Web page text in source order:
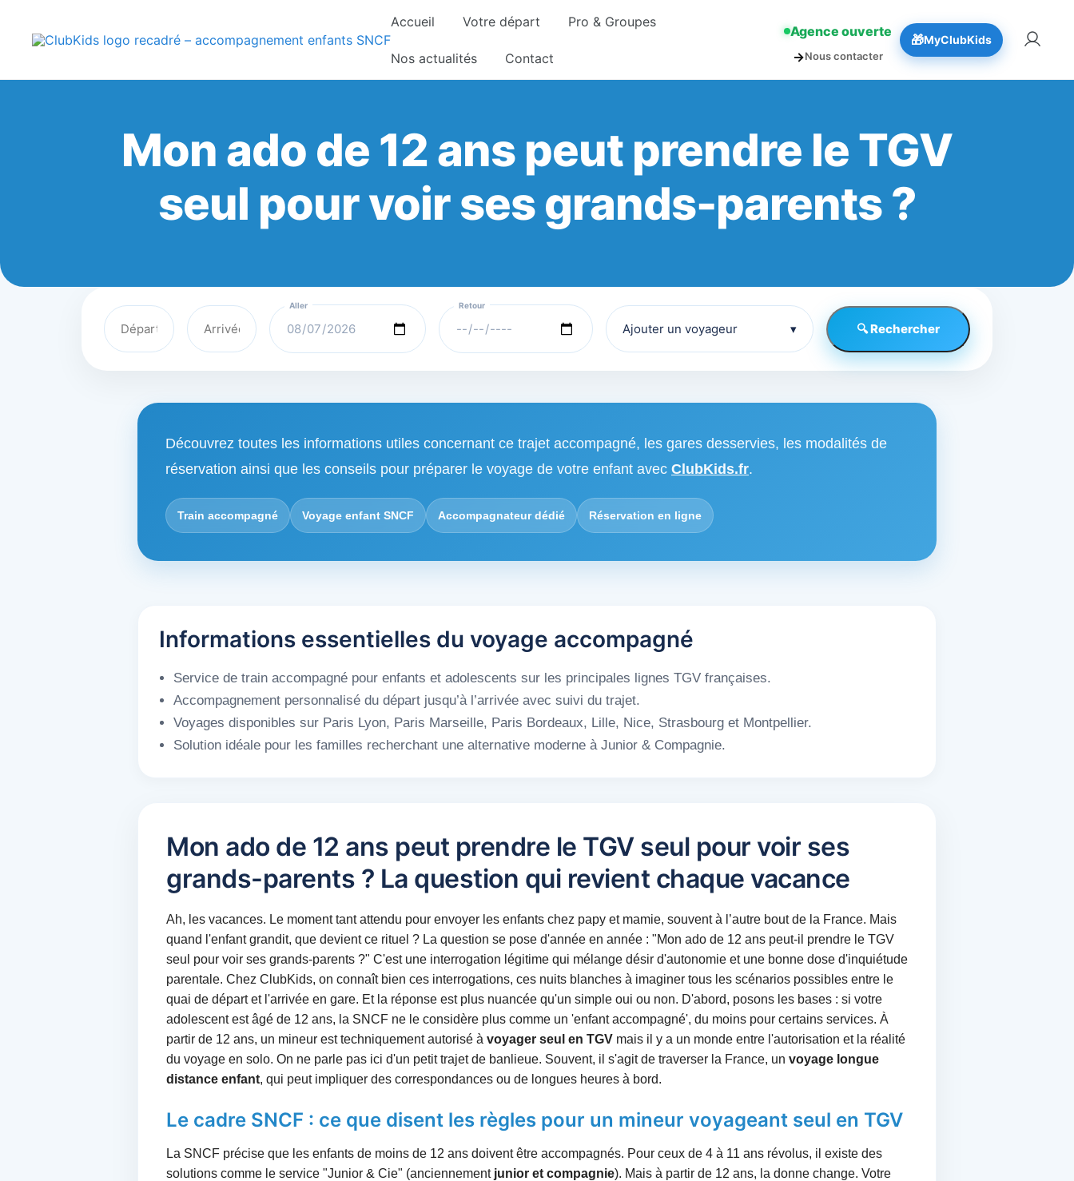
content
Accueil Votre départ Pro & Groupes
Nos actualités Contact
Agence ouverte
→Nous contacter
🎁MyClubKids
Mon ado de 12 ans peut prendre le TGV
seul pour voir ses grands-parents ?
Ajouter un voyageur ▾ 🔍 Rechercher
Découvrez toutes les informations utiles concernant ce trajet accompagné, les gares desservies, les modalités de
réservation ainsi que les conseils pour préparer le voyage de votre enfant avec ClubKids.fr.
Train accompagné Voyage enfant SNCF Accompagnateur dédié Réservation en ligne
Informations essentielles du voyage accompagné
Service de train accompagné pour enfants et adolescents sur les principales lignes TGV françaises.
Accompagnement personnalisé du départ jusqu’à l’arrivée avec suivi du trajet.
Voyages disponibles sur Paris Lyon, Paris Marseille, Paris Bordeaux, Lille, Nice, Strasbourg et Montpellier.
Solution idéale pour les familles recherchant une alternative moderne à Junior & Compagnie.
Mon ado de 12 ans peut prendre le TGV seul pour voir ses
grands-parents ? La question qui revient chaque vacance
Ah, les vacances. Le moment tant attendu pour envoyer les enfants chez papy et mamie, souvent à l’autre bout de la France. Mais
quand l'enfant grandit, que devient ce rituel ? La question se pose d'année en année : "Mon ado de 12 ans peut-il prendre le TGV
seul pour voir ses grands-parents ?" C'est une interrogation légitime qui mélange désir d'autonomie et une bonne dose d'inquiétude
parentale. Chez ClubKids, on connaît bien ces interrogations, ces nuits blanches à imaginer tous les scénarios possibles entre le
quai de départ et l'arrivée en gare. Et la réponse est plus nuancée qu'un simple oui ou non. D'abord, posons les bases : si votre
adolescent est âgé de 12 ans, la SNCF ne le considère plus comme un 'enfant accompagné', du moins pour certains services. À
partir de 12 ans, un mineur est techniquement autorisé à voyager seul en TGV mais il y a un monde entre l'autorisation et la réalité
du voyage en solo. On ne parle pas ici d'un petit trajet de banlieue. Souvent, il s'agit de traverser la France, un voyage longue
distance enfant, qui peut impliquer des correspondances ou de longues heures à bord.
Le cadre SNCF : ce que disent les règles pour un mineur voyageant seul en TGV
La SNCF précise que les enfants de moins de 12 ans doivent être accompagnés. Pour ceux de 4 à 11 ans révolus, il existe des
solutions comme le service "Junior & Cie" (anciennement junior et compagnie). Mais à partir de 12 ans, la donne change. Votre
🚨 Nos accompagnements sont pris d’assaut. Réservez dès maintenant ! 👉 Réserver